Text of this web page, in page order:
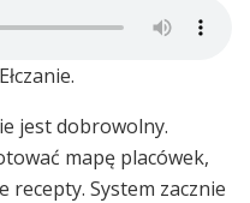
jest dobrowolny.
mapę placówek,
System zacznie